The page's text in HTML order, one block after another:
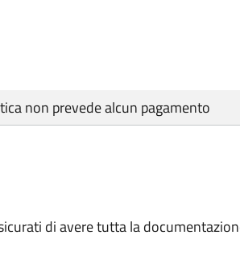
non prevede alcun pagamento
di avere tutta la